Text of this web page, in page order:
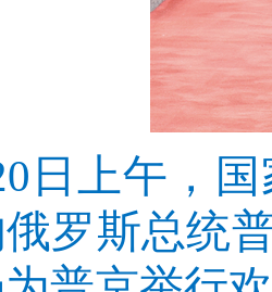
日上午，
罗斯总统